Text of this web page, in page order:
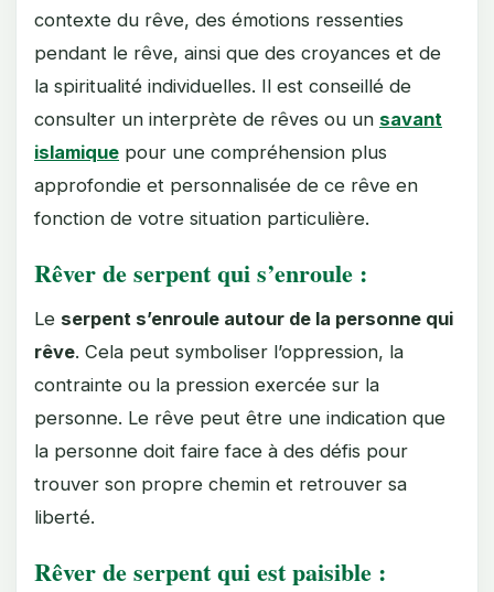
contexte du rêve, des émotions ressenties
pendant le rêve, ainsi que des croyances et de
la spiritualité individuelles. Il est conseillé de
consulter un interprète de rêves ou un savant
islamique pour une compréhension plus
approfondie et personnalisée de ce rêve en
fonction de votre situation particulière.
Rêver de serpent qui s’enroule :
Le serpent s’enroule autour de la personne qui
rêve. Cela peut symboliser l’oppression, la
contrainte ou la pression exercée sur la
personne. Le rêve peut être une indication que
la personne doit faire face à des défis pour
trouver son propre chemin et retrouver sa
liberté.
Rêver de serpent qui est paisible :